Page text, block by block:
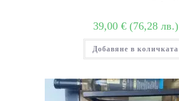
39,00 € (76,28 лв.)
Добавяне в количката